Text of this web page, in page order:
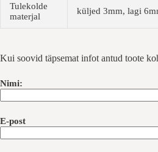
Tulekolde
materjal
küljed 3mm, lagi
Kui soovid täpsemat infot antud toote
Nimi:
E-post